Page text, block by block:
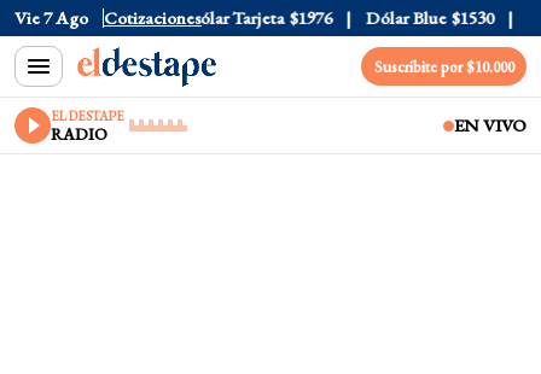
Vie 7 Ago Cotizaciones
Oficial $1520 Dólar Tarjeta $1976 Dólar Blue $1530
Suscribite por $10.000
EL DESTAPE
RADIO EN VIVO